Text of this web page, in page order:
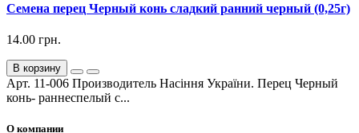
Семена перец Черный конь сладкий ранний черный (0,25г)
14.00 грн.
В корзину
Арт. 11-006 Производитель Насіння України. Перец Черный
конь- раннеспелый с...
О компании